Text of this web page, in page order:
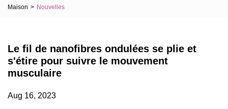
Maison > Nouvelles
Le fil de nanofibres ondulées se plie et
s'étire pour suivre le mouvement
musculaire
Aug 16, 2023